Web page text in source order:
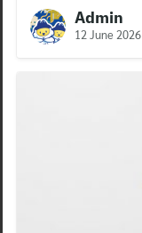
Admin
12 June 2026